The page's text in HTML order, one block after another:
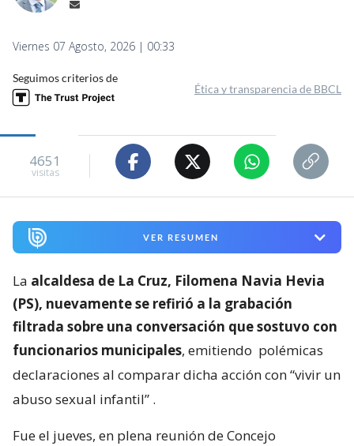
Viernes 07 Agosto, 2026 | 00:33
Seguimos criterios de
Ética y transparencia de BBCL
4651
visitas
VER RESUMEN
La alcaldesa de La Cruz, Filomena Navia Hevia
(PS), nuevamente se refirió a la grabación
filtrada sobre una conversación que sostuvo con
funcionarios municipales, emitiendo polémicas
declaraciones al comparar dicha acción con “vivir un
abuso sexual infantil” .
Fue el jueves, en plena reunión de Concejo